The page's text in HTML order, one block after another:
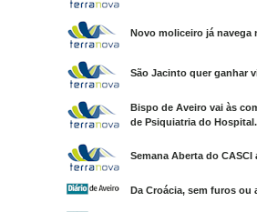
Novo moliceiro já navega
São Jacinto quer ganhar
Bispo de Aveiro vai às
de Psiquiatria do Hospital.
Semana Aberta do
Da Croácia, sem furos ou